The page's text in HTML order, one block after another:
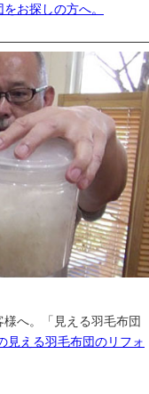
お探しの方へ。
へ。「見える羽毛布団
見える羽毛布団のリフォ